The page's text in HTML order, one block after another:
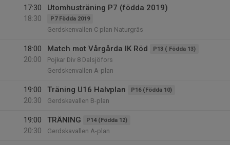
17:30
18:30
Utomhusträning P7 (födda 2019)
P7 Födda 2019
Gerdskenvallen C plan Naturgräs
18:00
20:00
Match mot Vårgårda IK Röd P13 ( Födda 13)
Pojkar Div 8 Dalsjöfors
Gerdskenvallen A-plan
19:00
20:30
Träning U16 Halvplan P16 (Födda 10)
Gerdskavallen B-plan
19:00
20:30
TRÄNING P14 (Födda 12)
Gerdskavallen A-plan